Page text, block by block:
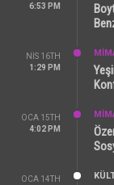
6:53 PM
NIS 16TH
1:29 PM
OCA 15TH
4:02 PM
OCA 14TH